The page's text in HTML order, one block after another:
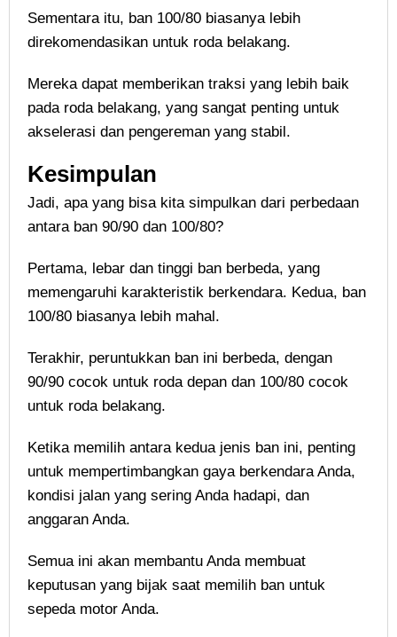
Sementara itu, ban 100/80 biasanya lebih
direkomendasikan untuk roda belakang.
Mereka dapat memberikan traksi yang lebih baik
pada roda belakang, yang sangat penting untuk
akselerasi dan pengereman yang stabil.
Kesimpulan
Jadi, apa yang bisa kita simpulkan dari perbedaan
antara ban 90/90 dan 100/80?
Pertama, lebar dan tinggi ban berbeda, yang
memengaruhi karakteristik berkendara. Kedua, ban
100/80 biasanya lebih mahal.
Terakhir, peruntukkan ban ini berbeda, dengan
90/90 cocok untuk roda depan dan 100/80 cocok
untuk roda belakang.
Ketika memilih antara kedua jenis ban ini, penting
untuk mempertimbangkan gaya berkendara Anda,
kondisi jalan yang sering Anda hadapi, dan
anggaran Anda.
Semua ini akan membantu Anda membuat
keputusan yang bijak saat memilih ban untuk
sepeda motor Anda.